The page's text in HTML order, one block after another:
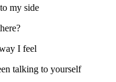
my side
I feel
talking to yourself